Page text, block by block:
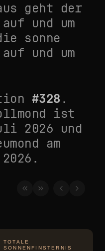
geht der
auf und um
sonne
auf und um
#328 .
ist
2026 und
am
.
TOTALE
SONNENFINSTERNIS